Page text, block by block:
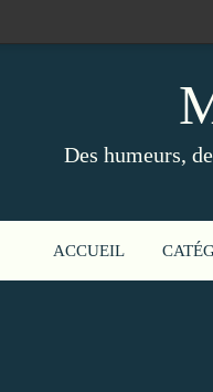
Des humeurs,
ACCUEIL